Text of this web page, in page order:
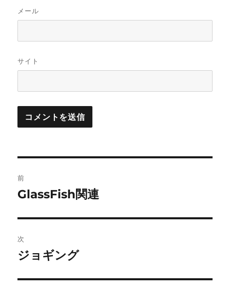
メール
サイト
稿
ビ
ゲ
ー
前
前
投
稿:
GlassFish関連
次
次
投
ジョギング